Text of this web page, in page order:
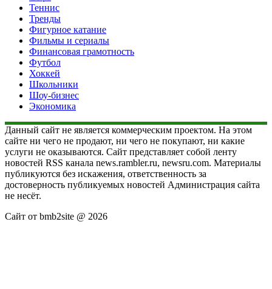
Теннис
Тренды
Фигурное катание
Фильмы и сериалы
Финансовая грамотность
Футбол
Хоккей
Школьники
Шоу-бизнес
Экономика
Данный сайт не является коммерческим проектом. На этом
сайте ни чего не продают, ни чего не покупают, ни какие
услуги не оказываются. Сайт представляет собой ленту
новостей RSS канала news.rambler.ru, newsru.com. Материалы
публикуются без искажения, ответственность за
достоверность публикуемых новостей Администрация сайта
не несёт.
Сайт от bmb2site @ 2026